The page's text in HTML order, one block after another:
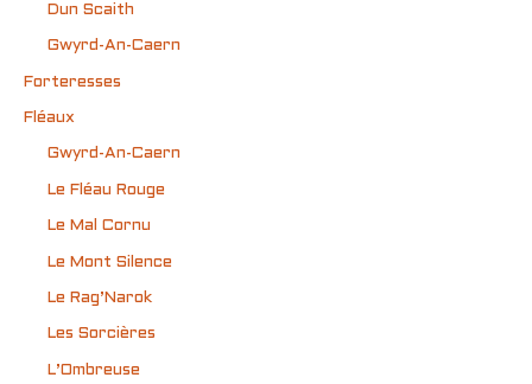
Dun Scaith
Gwyrd-An-Caern
Forteresses
Fléaux
Gwyrd-An-Caern
Le Fléau Rouge
Le Mal Cornu
Le Mont Silence
Le Rag’Narok
Les Sorcières
L’Ombreuse